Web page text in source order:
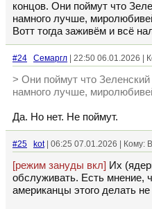
концов. Они поймут что
намного лучше,
Вотт тогда заживём и всё
#24 Семаргл | 22:50 06.01.2026 |
> Они поймут что
намного лучше,
Да. Но нет. Не поймут.
#25 kot| 06:25 07.01.2026 | Кому:
[режим зануды вкл] Их
обслуживать. Есть мнение,
американцы этого делать